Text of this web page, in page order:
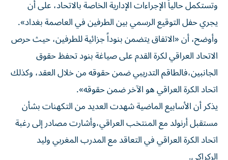
وتستكمل حالياً الإجراءات الإدارية الخاصة بالاتحاد، على أن
يجري حفل التوقيع الرسمي بين الطرفين في العاصمة بغداد».
وأوضح، أن «الاتفاق يتضمن بنوداً جزائية للطرفين، حيث حرص
الاتحاد العراقي لكرة القدم على صياغة بنود تحفظ حقوق
الجانبين،فالطاقم التدريبي ضمن حقوقه من خلال العقد، وكذلك
اتحاد الكرة العراقي هو الآخر ضمن حقوقه».
يذكر أن الأسابيع الماضية شهدت العديد من التكهنات بشأن
مستقبل أرنولد مع المنتخب العراقي،وأشارت مصادر إلى رغبة
اتحاد الكرة العراقي في التعاقد مع المدرب المغربي وليد